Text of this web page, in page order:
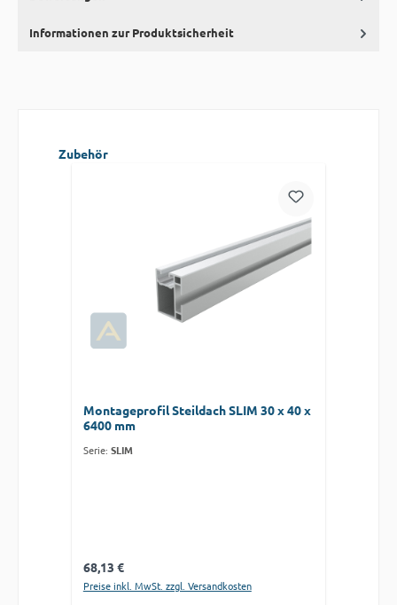
Informationen zur Produktsicherheit
Produktgalerie überspringen
Zubehör
Montageprofil Steildach SLIM 30 x 40 x
6400 mm
Serie: SLIM
Regulärer Preis:
68,13 €
Preise inkl. MwSt. zzgl. Versandkosten